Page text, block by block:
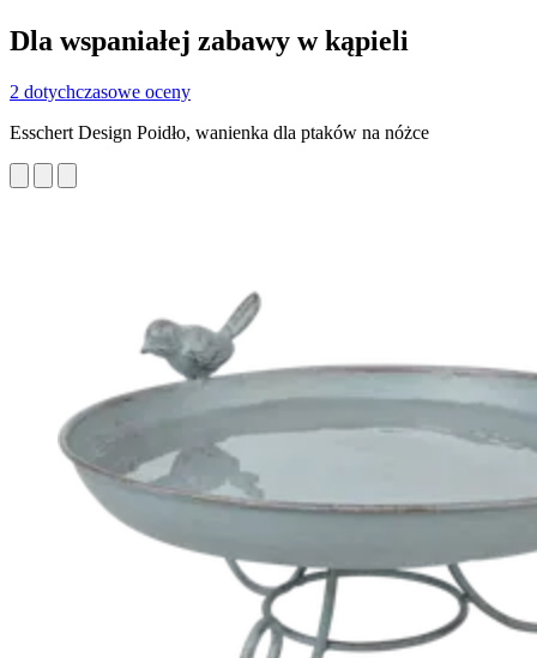
Dla wspaniałej zabawy w kąpieli
2 dotychczasowe oceny
Esschert Design Poidło, wanienka dla ptaków na nóżce